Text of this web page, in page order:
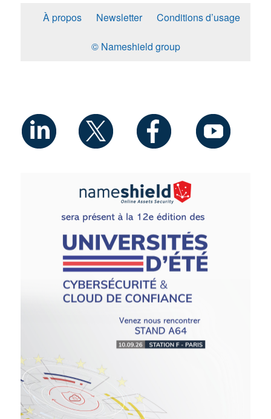
À propos Newsletter Conditions d’usage
© Nameshield group